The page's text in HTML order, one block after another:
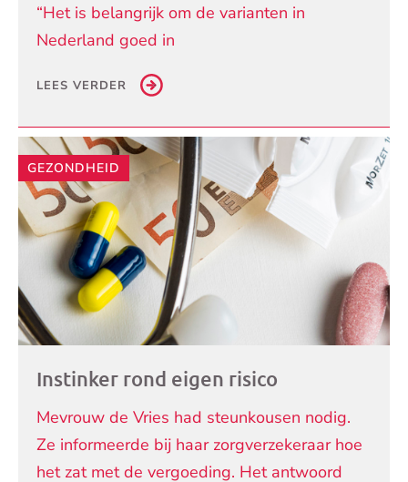
“Het is belangrijk om de varianten in
Nederland goed in
LEES VERDER
GEZONDHEID
Instinker rond eigen risico
Mevrouw de Vries had steunkousen nodig.
Ze informeerde bij haar zorgverzekeraar hoe
het zat met de vergoeding. Het antwoord